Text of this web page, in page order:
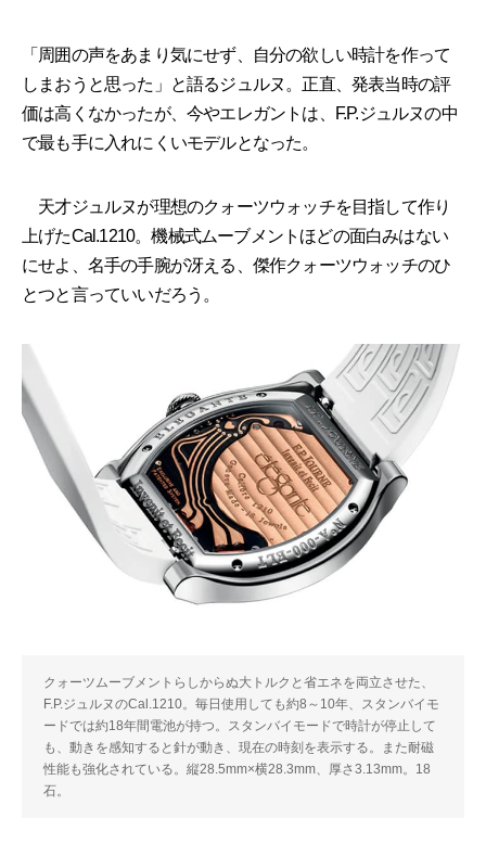
「周囲の声をあまり気にせず、自分の欲しい時計を作って
しまおうと思った」と語るジュルヌ。正直、発表当時の評
価は高くなかったが、今やエレガントは、F.P.ジュルヌの中
で最も手に入れにくいモデルとなった。
天才ジュルヌが理想のクォーツウォッチを目指して作り
上げたCal.1210。機械式ムーブメントほどの面白みはない
にせよ、名手の手腕が冴える、傑作クォーツウォッチのひ
とつと言っていいだろう。
クォーツムーブメントらしからぬ大トルクと省エネを両立させた、
F.P.ジュルヌのCal.1210。毎日使用しても約8～10年、スタンバイモ
ードでは約18年間電池が持つ。スタンバイモードで時計が停止して
も、動きを感知すると針が動き、現在の時刻を表示する。また耐磁
性能も強化されている。縦28.5mm×横28.3mm、厚さ3.13mm。18
石。